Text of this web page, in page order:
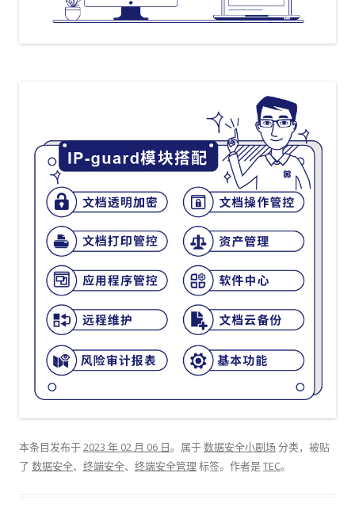
本条目发布于2023 年 02 月 06 日。属于数据安全小剧场分类，被贴
了 数据安全、 终端安全、 终端安全管理 标签。 作者是TEC。